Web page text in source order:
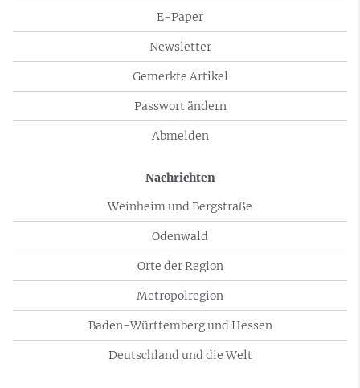
E-Paper
Newsletter
Gemerkte Artikel
Passwort ändern
Abmelden
Nachrichten
Weinheim und Bergstraße
Odenwald
Orte der Region
Metropolregion
Baden-Württemberg und Hessen
Deutschland und die Welt